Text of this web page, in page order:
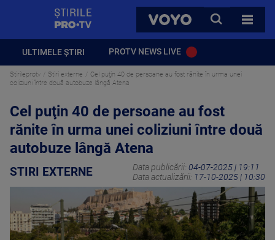
VOYO
CAUTA
TOATE
ULTIMELE ȘTIRI PROTV NEWS LIVE
Stirileprotv Stiri externe
Cel puţin 40 de persoane au fost rănite în urma unei
coliziuni între două autobuze lângă Atena
Cel puţin 40 de persoane au fost
rănite în urma unei coliziuni între două
autobuze lângă Atena
STIRI EXTERNE Data publicării: 04-07-2025 | 19:11
Data actualizării: 17-10-2025 | 10:30